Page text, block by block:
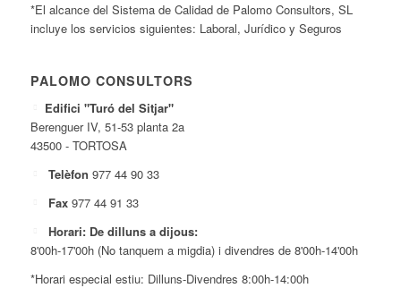
*El alcance del Sistema de Calidad de Palomo Consultors, SL
incluye los servicios siguientes: Laboral, Jurídico y Seguros
PALOMO CONSULTORS
Edifici "Turó del Sitjar"
Berenguer IV, 51-53 planta 2a
43500 - TORTOSA
Telèfon 977 44 90 33
Fax 977 44 91 33
Horari: De dilluns a dijous:
8'00h-17'00h (No tanquem a migdia) i divendres de 8'00h-14'00h
*Horari especial estiu: Dilluns-Divendres 8:00h-14:00h